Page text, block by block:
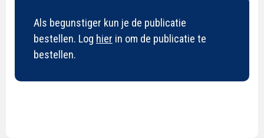
Als begunstiger kun je de publicatie
bestellen. Log hier in om de publicatie te
bestellen.